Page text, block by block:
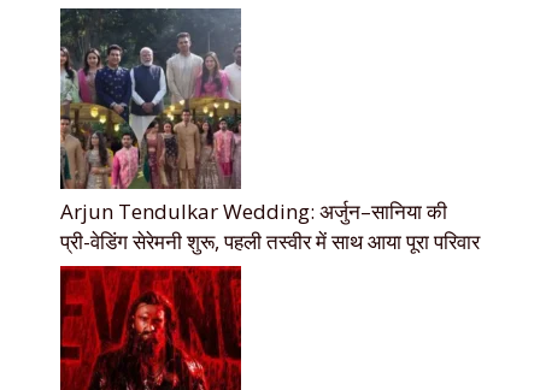
Arjun Tendulkar Wedding: अर्जुन–सानिया की
प्री-वेडिंग सेरेमनी शुरू, पहली तस्वीर में साथ आया पूरा परिवार